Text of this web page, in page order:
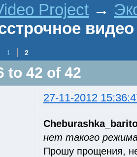
Project →
1 2
to 42 of 42
27-11-2012
нет такого
Прошу прощения,